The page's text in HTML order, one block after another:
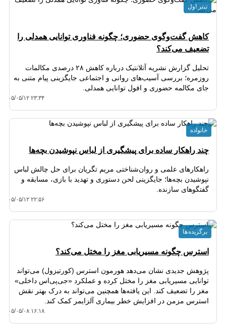
کاهش گفت‌وگوی حضوری؛ چگونه فناوری توانایی همدلی را
تضعیف می‌کند؟
تحلیل گزارش نشریه آتلانتیک درباره کاهش ۲۸ درصدی مکالمات
روزمره؛ بررسی آسیب‌های روانی و اجتماعی جایگزینی پیام متنی به
جای مکالمه حضوری و افول توانایی همدلی.
۱۴۰۵/۰۵/۱۲ ۲۳:۳۴
تیتر اول
چند راهکار ساده برای پیشگیری از لباس نپوشیدن بچه‌ها
راهکارهای علمی و روان‌شناختی مریم تگریان برای حل چالش لباس
نپوشیدن بچه‌ها؛ جایگزینی لحن دستوری و تهدید با بازی، مسابقه و
گفتگوهای سازنده.
۱۴۰۵/۰۵/۱۲ ۲۲:۵۶
خانواده
استرس چگونه مسیریابی مغز را مختل می‌کند؟
پژوهش جدیدی نشان می‌دهد هورمون استرس (کورتیزول) می‌تواند
توانایی مسیریابی مغز را مختل کرده و عملکرد «جی‌پی‌اس داخلی»
مغز را تضعیف کند. این یافته‌ها همچنین می‌تواند به درک بهتر نقش
استرس مزمن در افزایش خطر بیماری آلزایمر کمک کند.
۱۴۰۵/۰۵/۰۸ ۱۶:۱۸
برگزیده ها